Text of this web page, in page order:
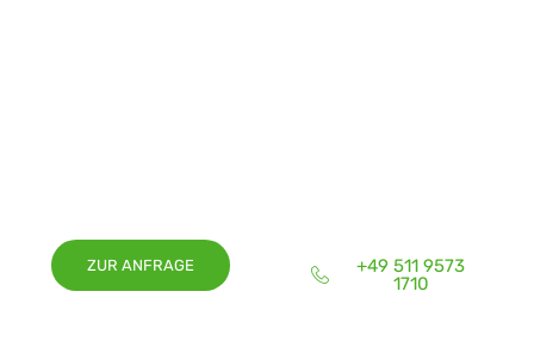
ZUR ANFRAGE
+49 511 9573
1710